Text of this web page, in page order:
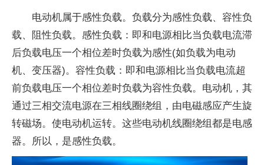
电动机属于感性负载。负载分为感性负载、容性负
载、阻性负载。感性负载：即和电源相比当负载电流滞
后负载电压一个相位差时负载为感性(如负载为电动
机、变压器)。容性负载：即和电源相比当负载电流超
前负载电压一个相位差时负载为容性负载。电动机，其
通过三相交流电源在三相线圈绕组，由电磁感应产生旋
转磁场。使电动机运转。这些电动机线圈绕组都是电感
器。所以，是感性负载。